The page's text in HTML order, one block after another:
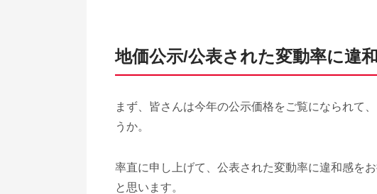
地価公示/公表された変動率に違
まず、皆さんは今年の公示価格をご覧になられて
うか。
率直に申し上げて、公表された変動率に違和感を
と思います。